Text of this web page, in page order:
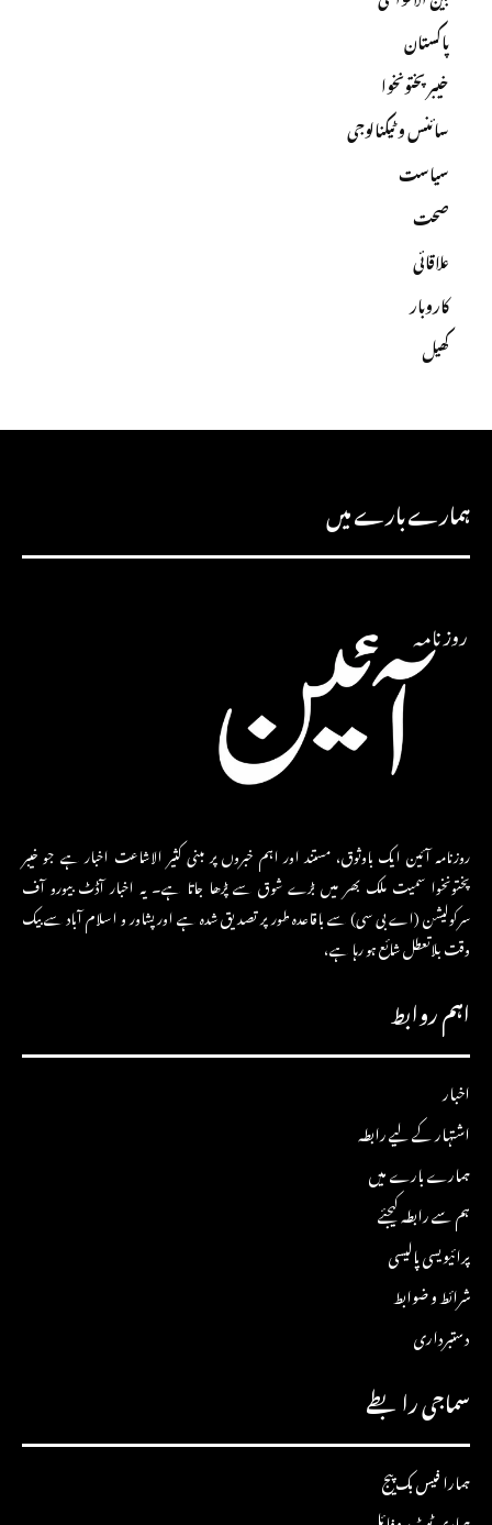
پاکستان
خیبرپختونخوا
سائنس و ٹیکنالوجی
سیاست
صحت
علاقائی
کاروبار
کھیل
ہمارے بارے میں
روزنامہ آئین ایک باوثوق، مستند اور اہم خبروں پر مبنی کثیر الاشاعت اخبار ہے جو خیبر
پختونخوا سمیت ملک بھر میں بڑے شوق سے پڑھا جاتا ہے۔ یہ اخبار آڈٹ بیورو آف
سرکولیشن (اے بی سی) سے باقاعدہ طور پر تصدیق شدہ ہے اور پشاور و اسلام آباد سے بیک
وقت بلاتعطل شائع ہو رہا ہے،
اہم روابط
اخبار
اشتہار کے لیے رابطہ
ہمارے بارے میں
ہم سے رابطہ کیجئے
پرائیویسی پالیسی
شرائط و ضوابط
دستبرداری
سماجی رابطے
ہمارا فیس بک پیج